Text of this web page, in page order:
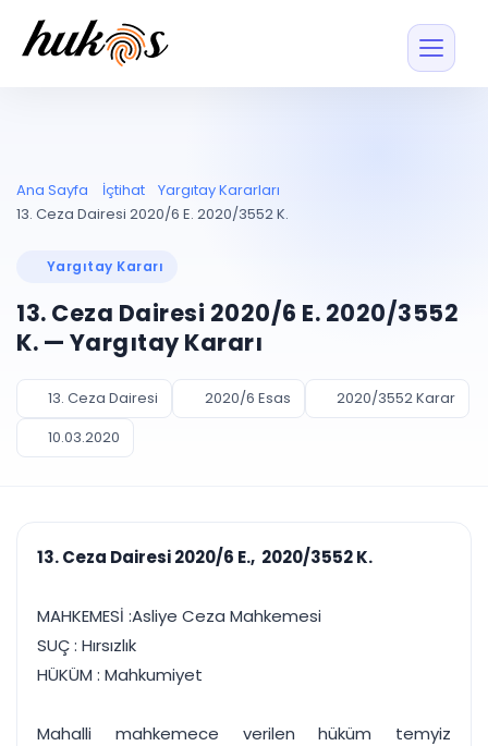
Entegrasyonu
UYAP ile otomatik
UYAP Evrak
Entegrasyonu
UETS Entegrasyonu
Tebligatları anında
görün
Kişiler ve
Müvekkil ve taraf
takibi
PLANLAMA & TAKİP
Pano ve Takip
Duruşma ve görev
takvimi
Bildirim
Süreleri asla kaçırmayın
AKILLI & FİNANS
takibi
Tek panelde uçtan uca yönetim
Tüm özellikleri inceleyin Ücretsiz Başlayın
Blog
Ücretsiz Başlayın
Ana Sayfa İçtihat
Yargıtay Kararları
13. Ceza Dairesi 2020/6 E. 2020/3552 K.
Yargıtay Kararı
13. Ceza Dairesi 2020/6 E. 2020/3552
K. — Yargıtay Kararı
13. Ceza Dairesi 2020/6 Esas
2020/3552 Karar
10.03.2020
13. Ceza Dairesi 2020/6 E., 2020/3552 K.
MAHKEMESİ :Asliye Ceza Mahkemesi
SUÇ : Hırsızlık
HÜKÜM : Mahkumiyet
Mahalli mahkemece verilen hüküm temyiz